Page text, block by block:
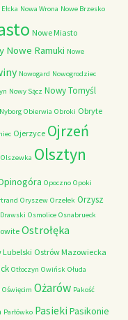
Nowa Wrona Nowe Brzesko
Nowe Miasto
Nowe Ramuki Nowe
Nowogard Nowogrodziec
Nowy Sącz Nowy Tomyśl
Nyborg Obierwia Obroki Obryte
Ojerzyce Ojrzeń
Olszewka Olsztyn
Opoczno Opoki
Oryszew Orzełek Orzysz
Osmolice Osnabrueck
Ostrołęka
Lubelski Ostrów Mazowiecka
Otłoczyn Owińsk Ołuda
Oświęcim Ożarów Pakość
Parłówko Pasieki Pasikonie